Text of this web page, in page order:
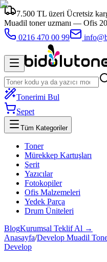
7.500 TL üzeri Ücretsiz
Muadil toner uzmanı — Ofis
0216 470 00 99
Tonerimi Bul
Sepet
Tüm Kategoriler
Toner
Mürekkep Kartuşları
Şerit
Yazıcılar
Fotokopiler
Ofis Malzemeleri
Yedek Parça
Drum Üniteleri
BlogKurumsal Teklif Al →
Anasayfa/Develop Muadil
Develop